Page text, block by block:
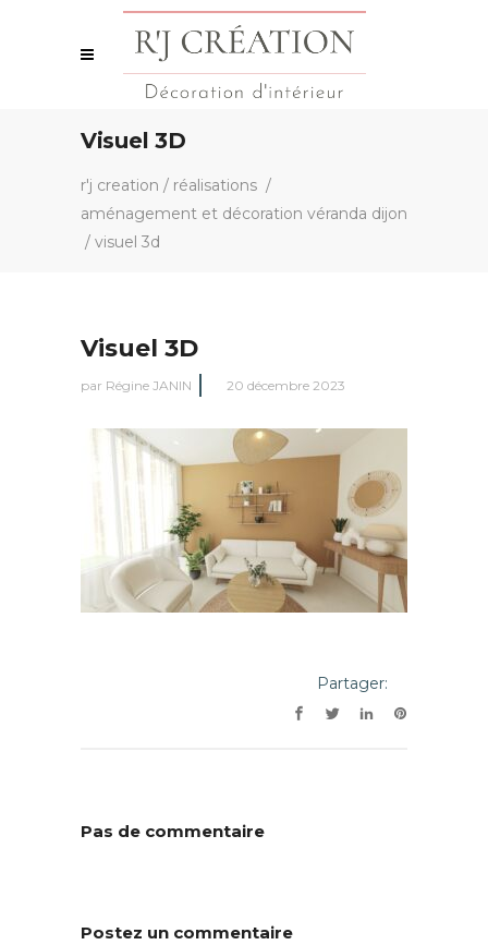
Visuel 3D
r'j creation / réalisations /
aménagement et décoration véranda dijon
/ visuel 3d
Visuel 3D
par Régine JANIN 20 décembre 2023
Partager:
Pas de commentaire
Postez un commentaire